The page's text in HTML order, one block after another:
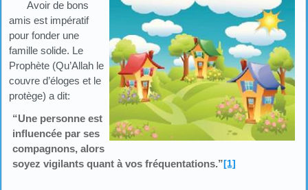
Avoir de bons
amis est impératif
pour fonder une
famille solide. Le
Prophète (Qu’Allah le
couvre d’éloges et le
protège) a dit:
“Une personne est
influencée par ses
compagnons, alors
soyez vigilants quant à vos fréquentations.”[1]